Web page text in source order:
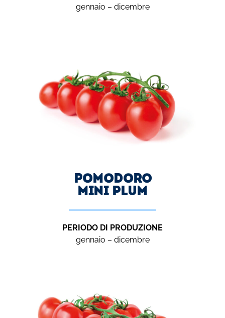
gennaio – dicembre
Pomodoro
MINI PLUM
PERIODO DI PRODUZIONE
gennaio – dicembre